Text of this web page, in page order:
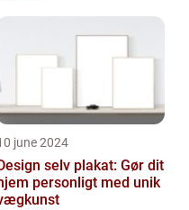
june 2024
selv plakat: Gør dit
personligt med unik